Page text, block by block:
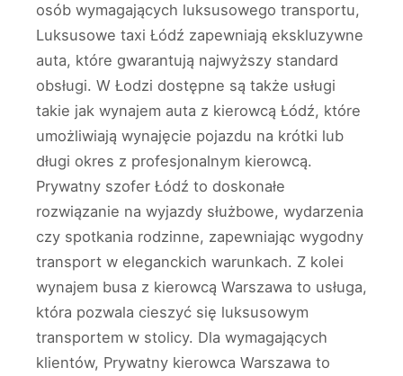
osób wymagających luksusowego transportu,
Luksusowe taxi Łódź zapewniają ekskluzywne
auta, które gwarantują najwyższy standard
obsługi. W Łodzi dostępne są także usługi
takie jak wynajem auta z kierowcą Łódź, które
umożliwiają wynajęcie pojazdu na krótki lub
długi okres z profesjonalnym kierowcą.
Prywatny szofer Łódź to doskonałe
rozwiązanie na wyjazdy służbowe, wydarzenia
czy spotkania rodzinne, zapewniając wygodny
transport w eleganckich warunkach. Z kolei
wynajem busa z kierowcą Warszawa to usługa,
która pozwala cieszyć się luksusowym
transportem w stolicy. Dla wymagających
klientów, Prywatny kierowca Warszawa to